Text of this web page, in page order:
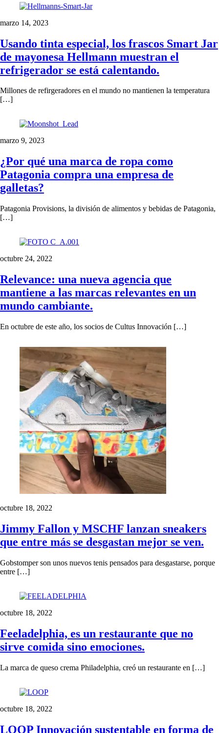
marzo 14, 2023
Usando tinta especial, los frascos Smart Jar
de mayonesa Hellmann muestran el
refrigerador se está calentando.
Millones de refirgeradores en el mundo no mantienen la temperatura
[…]
marzo 9, 2023
¿Por qué una marca de ropa como
Patagonia compra una empresa de
galletas?
Patagonia Provisions, la división de alimentos y bebidas de Patagonia,
[…]
octubre 24, 2022
Relevance: una nueva agencia que
mantiene a las marcas relevantes en un
mundo cambiante.
En octubre de este año, los socios de Cultus Innovación […]
octubre 18, 2022
Jimmy Fallon y MSCHF lanzan sneakers
que entre más se desgastan mejor se ven.
Gobstomper son unos nuevos tenis pensados para desgastarse, porque
entre […]
octubre 18, 2022
Feeladelphia, es un restaurante que no
sirve comida sino emociones.
La marca de queso crema Philadelphia, creó un restaurante en […]
octubre 18, 2022
LOOP Innovación sustentable en forma de